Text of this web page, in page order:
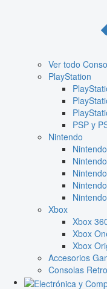
Ver todo
PlayStation
PSP y
Nintendo
Xbox
Xbox
Xbox
Xbox
Accesorios
Consolas Retro